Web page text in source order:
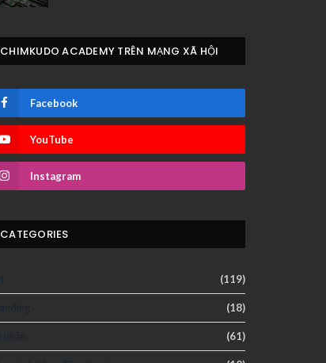
CHIMKUDO ACADEMY TRÊN MẠNG XÃ HỘI
Facebook
YouTube
Instagram
CATEGORIES
(119)
(18)
(61)